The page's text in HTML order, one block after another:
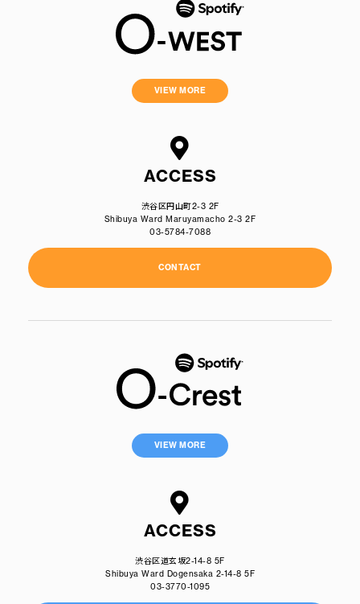
VIEW MORE
ACCESS
渋谷区円山町2-3 2F
Shibuya Ward Maruyamacho 2-3 2F
03-5784-7088
CONTACT
VIEW MORE
ACCESS
渋谷区道玄坂2-14-8 5F
Shibuya Ward Dogensaka 2-14-8 5F
03-3770-1095